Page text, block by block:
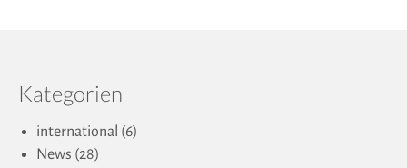
Kategorien
international (6)
News (28)